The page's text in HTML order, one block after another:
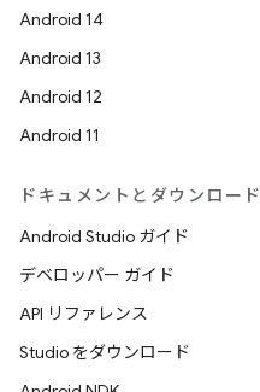
Android 14
Android 13
Android 12
Android 11
ドキュメントとダウンロード
Android Studio ガイド
デベロッパー ガイド
API リファレンス
Studio をダウンロード